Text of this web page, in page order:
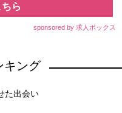
ら
sponsored by 求人ボックス
キング
た出会い